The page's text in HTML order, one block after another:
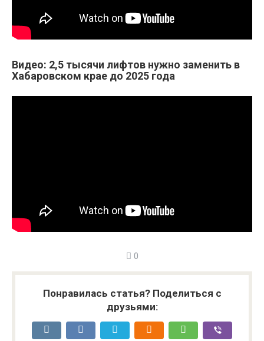
Видео: 2,5 тысячи лифтов нужно заменить в
Хабаровском крае до 2025 года
0
Понравилась статья? Поделиться с
друзьями: